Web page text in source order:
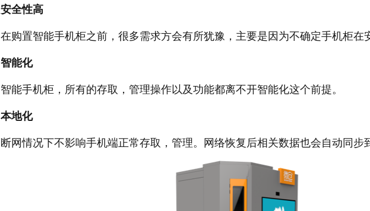
安全性高
在购置智能手机柜之前，很多需求方会有所犹豫，主要是因为不确定手机柜在
智能化
智能手机柜，所有的存取，管理操作以及功能都离不开智能化这个前提。
本地化
断网情况下不影响手机端正常存取，管理。网络恢复后相关数据也会自动同步